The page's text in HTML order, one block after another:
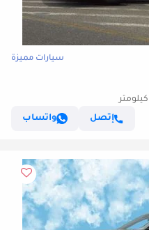
سيارات مميزة
إتصل
واتساب